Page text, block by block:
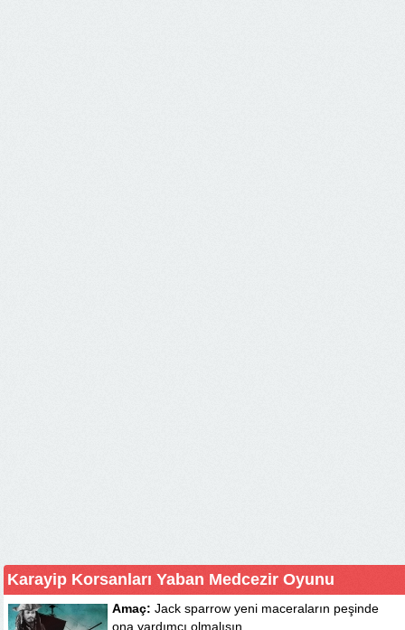
Karayip Korsanları Yaban Medcezir Oyunu
Amaç: Jack sparrow yeni maceraların peşinde
ona yardımcı olmalısın